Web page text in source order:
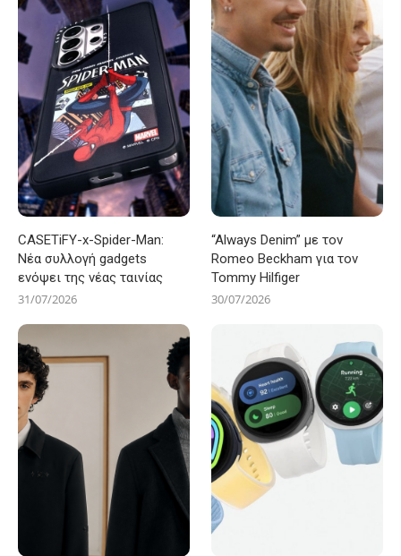
CASETiFY-x-Spider-Man:
Νέα συλλογή gadgets
ενόψει της νέας ταινίας
31/07/2026
“Always Denim” με τον
Romeo Beckham για τον
Tommy Hilfiger
30/07/2026